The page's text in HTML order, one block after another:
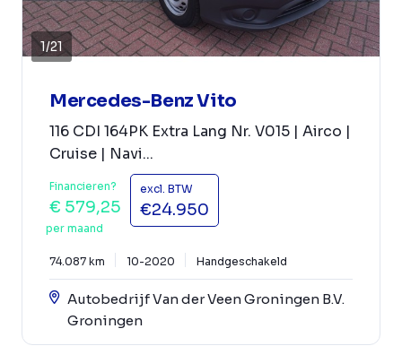
1/21
Mercedes-Benz Vito
116 CDI 164PK Extra Lang Nr. V015 | Airco |
Cruise | Navi...
Financieren?
€ 579,25
per maand
excl. BTW
€24.950
74.087 km 10-2020 Handgeschakeld
Autobedrijf Van der Veen Groningen B.V.
Groningen